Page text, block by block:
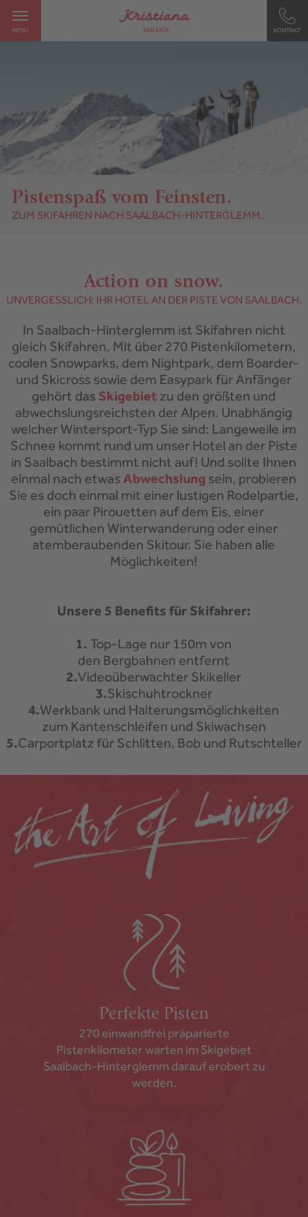
MENÜ KONTAKT
Pistenspaß vom Feinsten.
ZUM SKIFAHREN NACH SAALBACH-HINTERGLEMM.
Action on snow.
UNVERGESSLICH: IHR HOTEL AN DER PISTE VON SAALBACH.
In Saalbach-Hinterglemm ist Skifahren nicht
gleich Skifahren. Mit über 270 Pistenkilometern,
coolen Snowparks, dem Nightpark, dem Boarder-
und Skicross sowie dem Easypark für Anfänger
gehört das Skigebiet zu den größten und
abwechslungsreichsten der Alpen. Unabhängig
welcher Wintersport-Typ Sie sind: Langeweile im
Schnee kommt rund um unser Hotel an der Piste
in Saalbach bestimmt nicht auf! Und sollte Ihnen
einmal nach etwasAbwechslung sein, probieren
Sie es doch einmal mit einer lustigen Rodelpartie,
ein paar Pirouetten auf dem Eis, einer
gemütlichen Winterwanderung oder einer
atemberaubenden Skitour. Sie haben alle
Möglichkeiten!
Unsere 5 Benefits für Skifahrer:
1. Top-Lage nur 150m von
den Bergbahnen entfernt
2.Videoüberwachter Skikeller
3.Skischuhtrockner
4.Werkbank und Halterungsmöglichkeiten
zum Kantenschleifen und Skiwachsen
5.Carportplatz für Schlitten, Bob und Rutschteller
Perfekte Pisten
270 einwandfrei präparierte
Pistenkilometer warten im Skigebiet
Saalbach-Hinterglemm darauf erobert zu
werden.